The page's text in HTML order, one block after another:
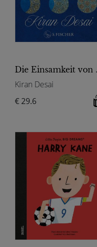
Die
Kiran Desai
€ 29.6